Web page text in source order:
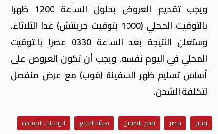
ويجب تقديم العروض بحلول الساعة 1200 ظهرا
بالتوقيت المحلي (1000 بتوقيت جرينتش) غدا الثلاثاء،
وستعلن النتيجة بعد الساعة 0330 عصرا بالتوقيت
المحلي في اليوم نفسه. ويجب أن تكون العروض على
أساس تسليم ظهر السفينة (فوب) مع عرض منفصل
لتكلفة الشحن.
قمح مصر قمح الطحين هيئة السلع
الولايات المتحدة